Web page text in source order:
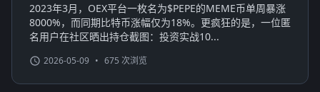
2023年3月，OEX平台一枚名为$PEPE的MEME币单周暴涨
8000%，而同期比特币涨幅仅为18%。更疯狂的是，一位匿
名用户在社区晒出持仓截图：投资实战10...
2026-05-09 • 675 次浏览